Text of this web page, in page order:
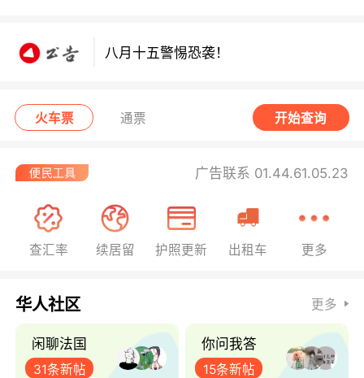
火车票 通票 开始查询
广告联系 01.44.61.05.23
查汇率 续居留 护照更新 出租车 更多
华人社区 更多
闲聊法国
31条新帖
你问我答
15条新帖